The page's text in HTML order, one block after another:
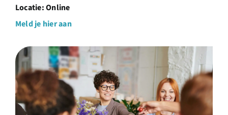
Events
Over ons
Ondernemer
Locatie:Online
Meld je hier aan